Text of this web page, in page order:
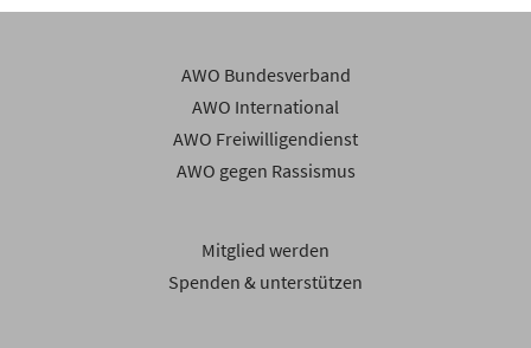
AWO Bundesverband
AWO International
AWO Freiwilligendienst
AWO gegen Rassismus
Mitglied werden
Spenden & unterstützen